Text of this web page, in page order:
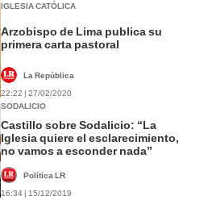
IGLESIA CATÓLICA
Arzobispo de Lima publica su
primera carta pastoral
La República
22:22 | 27/02/2020
SODALICIO
Castillo sobre Sodalicio: “La
Iglesia quiere el esclarecimiento,
no vamos a esconder nada”
Política LR
16:34 | 15/12/2019